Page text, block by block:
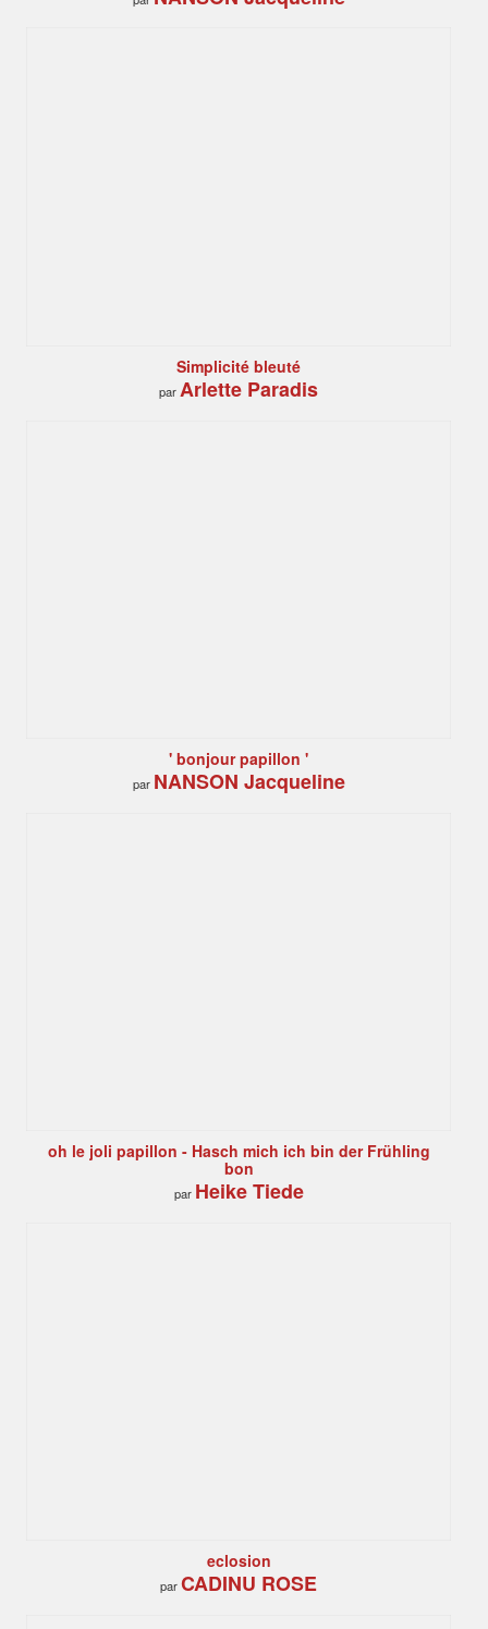
Simplicité bleuté
parArlette Paradis
' bonjour papillon '
par NANSON Jacqueline
oh le joli papillon - Hasch mich ich bin der Frühling
bon
par Heike Tiede
eclosion
parCADINU ROSE